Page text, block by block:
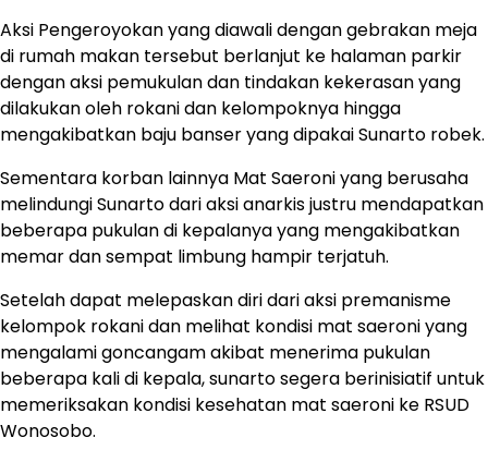
Aksi Pengeroyokan yang diawali dengan gebrakan meja
di rumah makan tersebut berlanjut ke halaman parkir
dengan aksi pemukulan dan tindakan kekerasan yang
dilakukan oleh rokani dan kelompoknya hingga
mengakibatkan baju banser yang dipakai Sunarto robek.
Sementara korban lainnya Mat Saeroni yang berusaha
melindungi Sunarto dari aksi anarkis justru mendapatkan
beberapa pukulan di kepalanya yang mengakibatkan
memar dan sempat limbung hampir terjatuh.
Setelah dapat melepaskan diri dari aksi premanisme
kelompok rokani dan melihat kondisi mat saeroni yang
mengalami goncangam akibat menerima pukulan
beberapa kali di kepala, sunarto segera berinisiatif untuk
memeriksakan kondisi kesehatan mat saeroni ke RSUD
Wonosobo.